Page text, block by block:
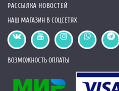
РАССЫЛКА НОВОСТЕЙ
НАШ МАГАЗИН В СОЦСЕТЯХ
ВОЗМОЖНОСТЬ ОПЛАТЫ